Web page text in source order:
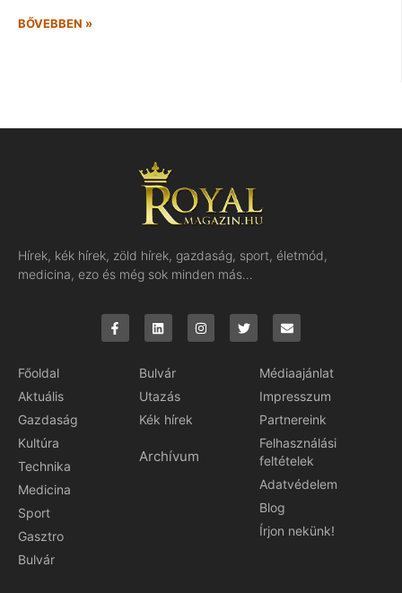
BŐVEBBEN »
Hírek, kék hírek, zöld hírek, gazdaság, sport, életmód,
medicina, ezo és még sok minden más…
Főoldal
Aktuális
Gazdaság
Kultúra
Technika
Medicina
Sport
Gasztro
Bulvár
Bulvár
Utazás
Kék hírek
Archívum
Médiaajánlat
Impresszum
Partnereink
Felhasználási
feltételek
Adatvédelem
Blog
Írjon nekünk!